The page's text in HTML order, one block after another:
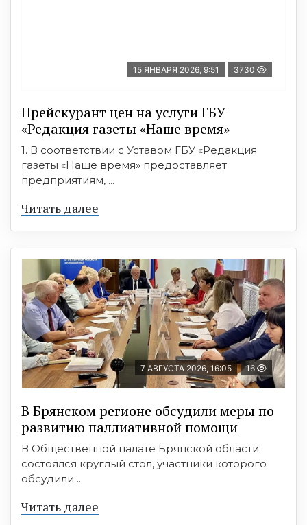
15 ЯНВАРЯ 2026, 9:51 3730
Прейскурант цен на услуги ГБУ
«Редакция газеты «Наше время»
1. В соответствии с Уставом ГБУ «Редакция
газеты «Наше время» предоставляет
предприятиям, ...
Читать далее
7 АВГУСТА 2026, 16:05 16
В Брянском регионе обсудили меры по
развитию паллиативной помощи
В Общественной палате Брянской области
состоялся круглый стол, участники которого
обсудили ...
Читать далее